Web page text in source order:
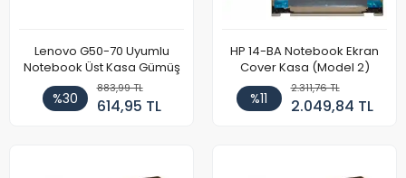
Lenovo G50-70 Uyumlu
Notebook Üst Kasa Gümüş
%30
883,99 TL
614,95 TL
HP 14-BA Notebook Ekran
Cover Kasa (Model 2)
%11
2.311,76 TL
2.049,84 TL